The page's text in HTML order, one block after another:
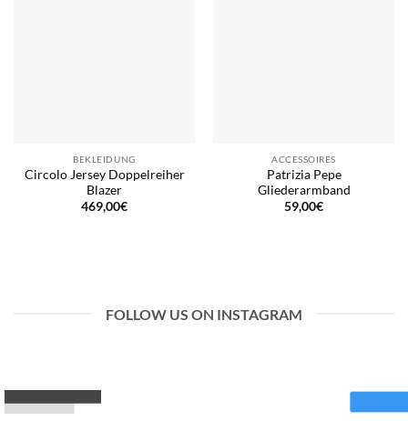
BEKLEIDUNG
Circolo Jersey Doppelreiher
Blazer
469,00€
ACCESSOIRES
Patrizia Pepe
Gliederarmband
59,00€
FOLLOW US ON INSTAGRAM